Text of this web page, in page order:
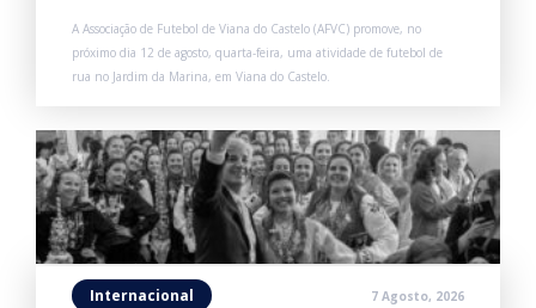
A Associação de Futebol de Viana do Castelo (AFVC) promove, no
próximo dia 12 de agosto, quarta-feira, uma atividade de futebol de
rua no Jardim da Marina, em Viana do Castelo.
Internacional 7 Agosto, 2026